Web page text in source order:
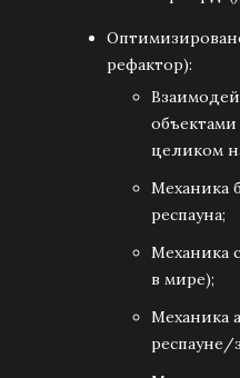
рефактор):
объектами
целиком
Механика
респауна;
Механика
в мире);
Механика
респауне/